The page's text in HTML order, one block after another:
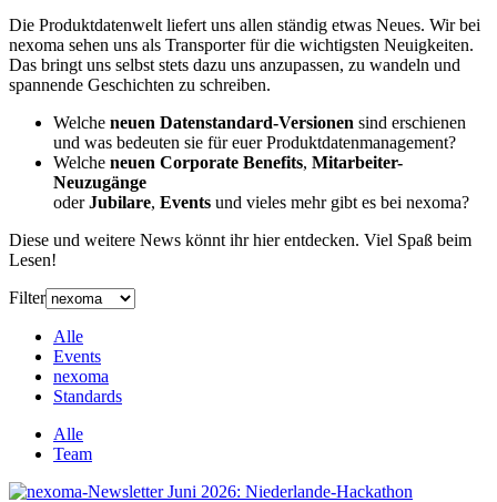
Die Produktdatenwelt liefert uns allen ständig etwas Neues. Wir bei
nexoma sehen uns als Transporter für die wichtigsten Neuigkeiten.
Das bringt uns selbst stets dazu uns anzupassen, zu wandeln und
spannende Geschichten zu schreiben.
Welche neuen Datenstandard-Versionen sind erschienen
und was bedeuten sie für euer Produktdatenmanagement?
Welche neuen Corporate Benefits, Mitarbeiter-
Neuzugänge
oderJubilare, Events und vieles mehr gibt es bei nexoma?
Diese und weitere News könnt ihr hier entdecken. Viel Spaß beim
Lesen!
Filter
Alle
Events
nexoma
Standards
Alle
Team